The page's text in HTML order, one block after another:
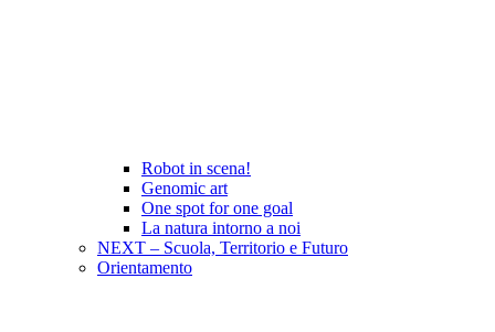
Robot in scena!
Genomic art
One spot for one goal
La natura intorno a noi
NEXT – Scuola, Territorio e Futuro
Orientamento